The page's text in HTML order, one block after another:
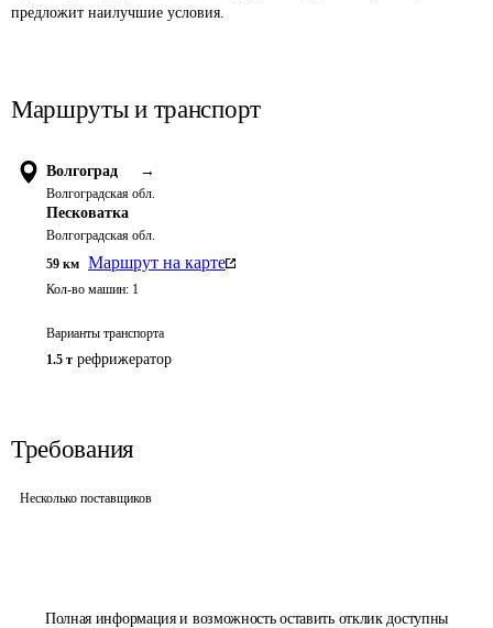
Полная информация и возможность оставить отклик доступны
предложит наилучшие условия.
Маршруты и транспорт
Волгоград →
Волгоградская обл.
Песковатка
Волгоградская обл.
59 км Маршрут на карте
Кол-во машин: 1
Варианты транспорта
1.5 т рефрижератор
Требования
Несколько поставщиков